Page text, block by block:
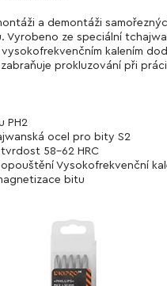
a demontáži
Vyrobeno ze speciální
kalením
prokluzování při
PH2
ocel pro bity S2
58-62 HRC
Vysokofrekvenční
bitu